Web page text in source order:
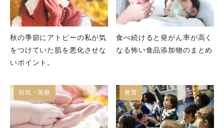
秋の季節にアトピーの私が気
をつけていた肌を悪化させな
いポイント。
食べ続けると発がん率が高く
なる怖い食品添加物のまとめ
病気・医療 教育